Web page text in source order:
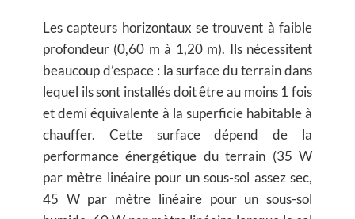
Les capteurs horizontaux se trouvent à faible
profondeur (0,60 m à 1,20 m). Ils nécessitent
beaucoup d’espace : la surface du terrain dans
lequel ils sont installés doit être au moins 1 fois
et demi équivalente à la superficie habitable à
chauffer. Cette surface dépend de la
performance énergétique du terrain (35 W
par mètre linéaire pour un sous-sol assez sec,
45 W par mètre linéaire pour un sous-sol